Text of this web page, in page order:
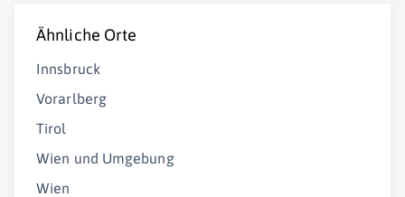
Ähnliche Orte
Innsbruck
Vorarlberg
Tirol
Wien und Umgebung
Wien